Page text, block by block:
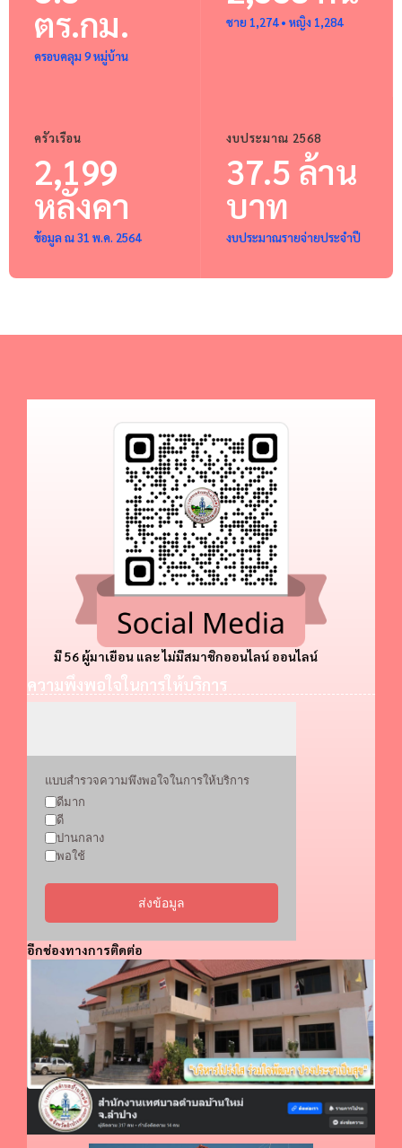
ตร.กม.
ครอบคลุม 9 หมู่บ้าน
ชาย 1,274 • หญิง 1,284
ครัวเรือน
2,199
หลังคา
ข้อมูล ณ 31 พ.ค. 2564
งบประมาณ 2568
37.5 ล้าน
บาท
งบประมาณรายจ่ายประจำปี
มี 56 ผู้มาเยือน และ ไม่มีสมาชิกออนไลน์ ออนไลน์
ความพึงพอใจในการให้บริการ
แบบสำรวจความพึงพอใจในการให้บริการ
ดีมาก
ดี
ปานกลาง
พอใช้
ส่งข้อมูล
อีกช่องทางการติดต่อ